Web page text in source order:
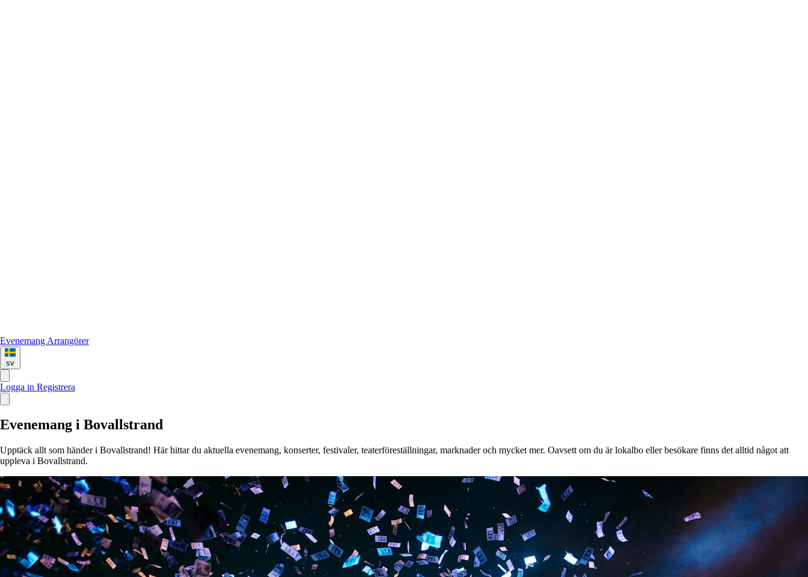
Evenemang Arrangörer
sv
Logga in Registrera
Evenemang i Bovallstrand
Upptäck allt som händer i Bovallstrand! Här hittar du aktuella evenemang, konserter, festivaler, teaterföreställningar, marknader och mycket mer. Oavsett om du är lokalbo eller besökare finns det alltid något att
uppleva i Bovallstrand.